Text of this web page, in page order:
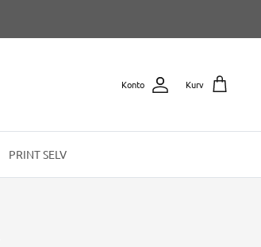
Konto Kurv
PRINT SELV